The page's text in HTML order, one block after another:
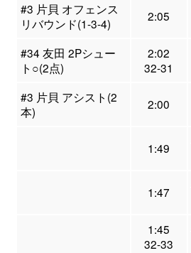
#3 片貝 オフェンス
リバウンド(1-3-4)
2:05
#34 友田 2Pシュー
ト○(2点)
2:02
32-31
#3 片貝 アシスト(2
本)
2:00
1:49
1:47
1:45
32-33